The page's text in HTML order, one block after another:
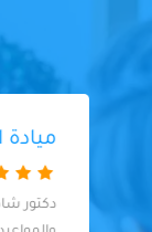
ميادة
دكتور شاطر